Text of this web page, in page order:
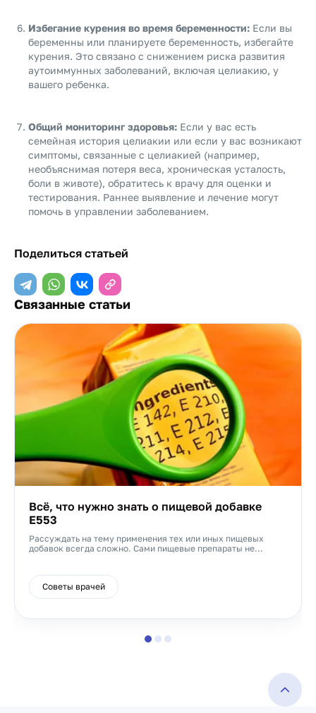
Избегание курения во время беременности: Если вы
беременны или планируете беременность, избегайте
курения. Это связано с снижением риска развития
аутоиммунных заболеваний, включая целиакию, у
вашего ребенка.
Общий мониторинг здоровья: Если у вас есть
семейная история целиакии или если у вас возникают
симптомы, связанные с целиакией (например,
необъяснимая потеря веса, хроническая усталость,
боли в животе), обратитесь к врачу для оценки и
тестирования. Раннее выявление и лечение могут
помочь в управлении заболеванием.
Поделиться статьей
Связанные статьи
Всё, что нужно знать о пищевой добавке
Е553
Рассуждать на тему применения тех или иных пищевых
добавок всегда сложно. Сами пищевые препараты не...
Советы врачей